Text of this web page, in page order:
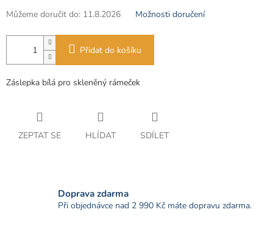
Můžeme doručit do: 11.8.2026 Možnosti doručení
Přidat do košíku
Záslepka bílá pro skleněný rámeček
ZEPTAT SE HLÍDAT SDÍLET
Doprava zdarma
Při objednávce nad 2 990 Kč máte dopravu zdarma.